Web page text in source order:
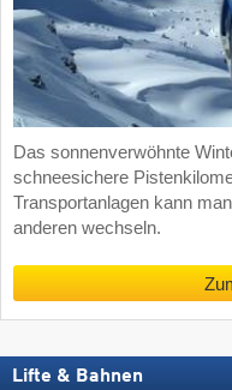
Das sonnenverwöhnte
schneesichere
Transportanlagen kann
anderen wechseln.
Lifte & Bahnen